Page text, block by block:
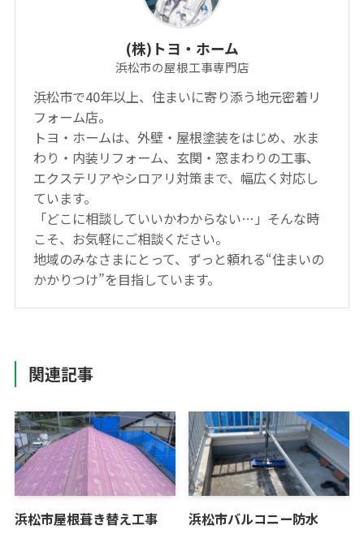
(株)トヨ・ホーム
浜松市の屋根工事専門店
浜松市で40年以上、住まいに寄り添う地元密着リ
フォーム店。
トヨ・ホームは、外壁・屋根塗装をはじめ、水ま
わり・内装リフォーム、玄関・窓まわりの工事、
エクステリアやシロアリ対策まで、幅広く対応し
ています。
「どこに相談していいかわからない…」そんな時
こそ、お気軽にご相談ください。
地域のみなさまにとって、ずっと頼れる“住まいの
かかりつけ”を目指しています。
関連記事
浜松市屋根葺き替え工事 浜松市バルコニー防水